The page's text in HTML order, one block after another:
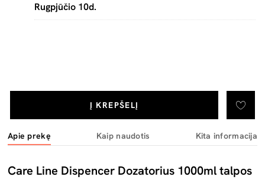
Į KREPŠELĮ
Rugpjūčio 10d.
Apie prekę Kaip naudotis Kita informacija
Care Line Dispencer Dozatorius 1000ml talpos